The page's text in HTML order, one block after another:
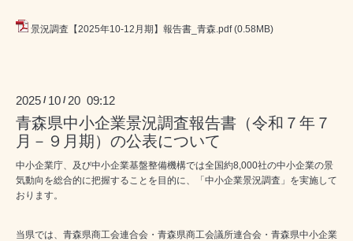
景況調査【2025年10-12月期】報告書_青森.pdf (0.58MB)
2025 / 10 / 20 09:12
青森県中小企業景況調査報告書（令和７年７
月－９月期）の公表について
中小企業庁、及び中小企業基盤整備機構では全国約8,000社の中小企業の景
気動向を総合的に把握することを目的に、「中小企業景況調査」を実施して
おります。
当県では、青森県商工会連合会・青森県商工会議所連合会・青森県中小企業